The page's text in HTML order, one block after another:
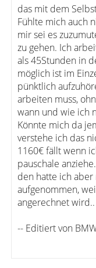
das mit dem
Fühlte mich auch
mir sei es
zu gehen. Ich
als 45Stunden in
möglich ist im
pünktlich
arbeiten muss,
wann und wie ich
Könnte mich da
verstehe ich das
1160€ fällt wenn
pauschale
den hatte ich aber
aufgenommen,
angerechnet
-- Editiert von